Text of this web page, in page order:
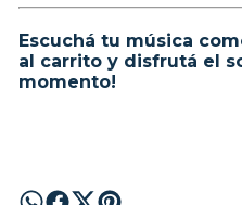
Escuchá tu música
al carrito y disfrutá el
momento!